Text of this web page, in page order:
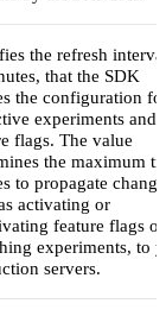
the refresh
that the SDK
the configuration
experiments and
flags. The value
the maximum
to propagate
activating or
feature flags or
experiments, to
servers.